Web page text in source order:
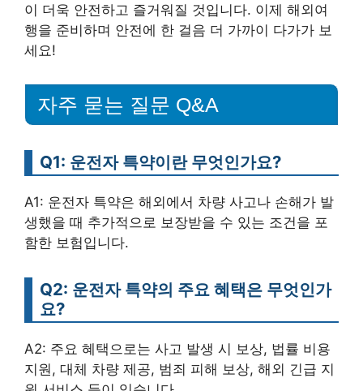
이 더욱 안전하고 즐거워질 것입니다. 이제 해외여
행을 준비하며 안전에 한 걸음 더 가까이 다가가 보
세요!
자주 묻는 질문 Q&A
Q1: 운전자 특약이란 무엇인가요?
A1: 운전자 특약은 해외에서 차량 사고나 손해가 발
생했을 때 추가적으로 보장받을 수 있는 조건을 포
함한 보험입니다.
Q2: 운전자 특약의 주요 혜택은 무엇인가
요?
A2: 주요 혜택으로는 사고 발생 시 보상, 법률 비용
지원, 대체 차량 제공, 범죄 피해 보상, 해외 긴급 지